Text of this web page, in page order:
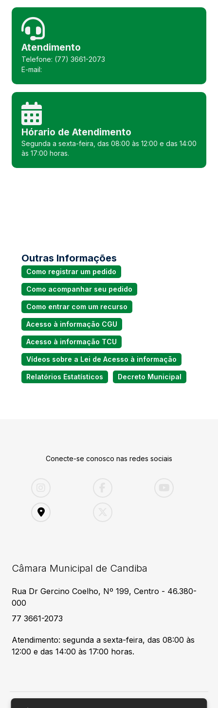
Atendimento
Telefone: (77) 3661-2073
E-mail:
Hórario de Atendimento
Segunda a sexta-feira, das 08:00 às 12:00 e das 14:00
às 17:00 horas.
Outras Informações
Como registrar um pedido
Como acompanhar seu pedido
Como entrar com um recurso
Acesso à informação CGU
Acesso à informação TCU
Vídeos sobre a Lei de Acesso à informação
Relatórios Estatísticos Decreto Municipal
Conecte-se conosco nas redes sociais
Câmara Municipal de Candiba
Rua Dr Gercino Coelho, Nº 199, Centro - 46.380-
000
77 3661-2073
Atendimento: segunda a sexta-feira, das 08:00 às
12:00 e das 14:00 às 17:00 horas.